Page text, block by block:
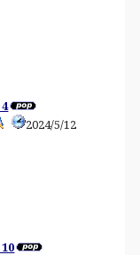
4
2024/5/12